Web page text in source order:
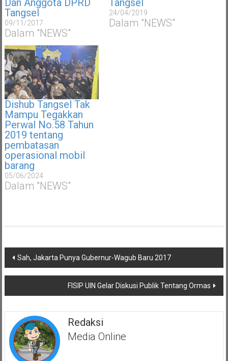
Dan Anggota DPRD
Tangsel
09/11/2017
Dalam "NEWS"
Tangsel
24/04/2019
Dalam "NEWS"
Dishub Tangsel Tak
Mampu Tegakkan
Perwal No.58 Tahun
2019 tentang
pembatasan
operasional mobil
barang
05/06/2024
Dalam "NEWS"
Navigasi
pos
Sah, Jakarta Punya Gubernur-Wagub Baru 2017
FISIP UIN Gelar Diskusi Publik Tentang Ormas
Redaksi
Media Online